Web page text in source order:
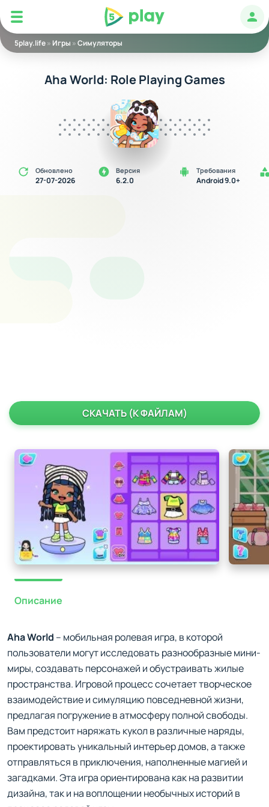
5play
5play.life» Игры »Симуляторы
Aha World: Role Playing Games
Обновлено
27-07-2026
Версия
6.2.0
Требования
Android 9.0+
СКАЧАТЬ (К ФАЙЛАМ)
Описание
Aha World – мобильная ролевая игра, в которой
пользователи могут исследовать разнообразные мини-
миры, создавать персонажей и обустраивать жилые
пространства. Игровой процесс сочетает творческое
взаимодействие и симуляцию повседневной жизни,
предлагая погружение в атмосферу полной свободы.
Вам предстоит наряжать кукол в различные наряды,
проектировать уникальный интерьер домов, а также
отправляться в приключения, наполненные магией и
загадками. Эта игра ориентирована как на развитии
дизайна, так и на воплощении необычных историй в